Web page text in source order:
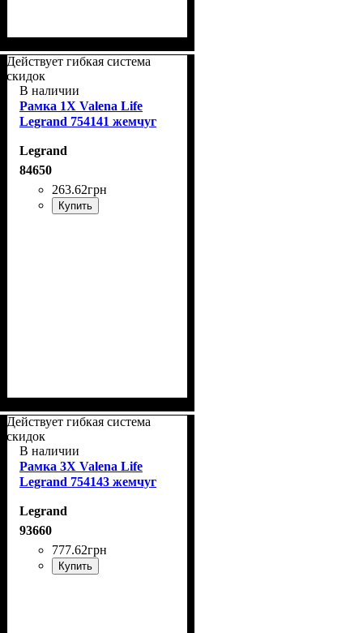
Действует гибкая система
скидок
В наличии
Рамка 1Х Valena Life
Legrand 754141 жемчуг
Legrand
84650
263.62грн
Купить
Действует гибкая система
скидок
В наличии
Рамка 3Х Valena Life
Legrand 754143 жемчуг
Legrand
93660
777.62грн
Купить